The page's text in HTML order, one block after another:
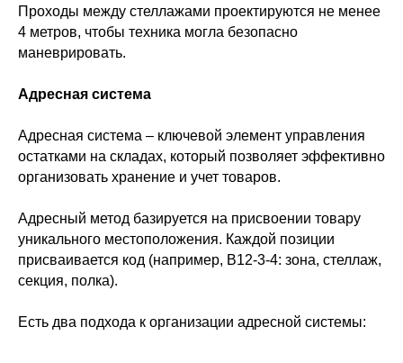
Проходы между стеллажами проектируются не менее
4 метров, чтобы техника могла безопасно
маневрировать.
Адресная система
Адресная система – ключевой элемент управления
остатками на складах, который позволяет эффективно
организовать хранение и учет товаров.
Адресный метод базируется на присвоении товару
уникального местоположения. Каждой позиции
присваивается код (например, B12-3-4: зона, стеллаж,
секция, полка).
Есть два подхода к организации адресной системы: